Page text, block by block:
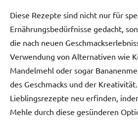
Diese Rezepte sind nicht nur für
Ernährungsbedürfnisse gedacht,
die nach neuen
Verwendung von Alternativen wie
Mandelmehl oder sogar
des Geschmacks und der
Lieblingsrezepte neu erfinden,
Mehle durch diese gesünderen